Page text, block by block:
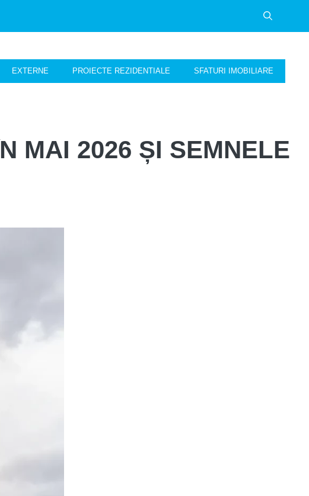
EXTERNE PROIECTE REZIDENTIALE SFATURI IMOBILIARE
MAI 2026 ȘI SEMNELE